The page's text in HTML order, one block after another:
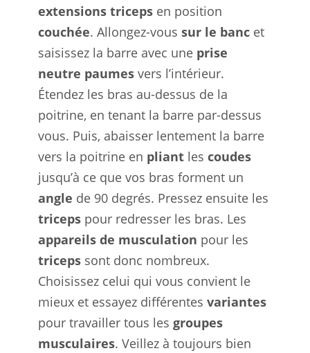
extensions triceps en position
couchée. Allongez-vous sur le banc et
saisissez la barre avec une prise
neutre paumes vers l’intérieur.
Étendez les bras au-dessus de la
poitrine, en tenant la barre par-dessus
vous. Puis, abaisser lentement la barre
vers la poitrine en pliant les coudes
jusqu’à ce que vos bras forment un
angle de 90 degrés. Pressez ensuite les
triceps pour redresser les bras. Les
appareils de musculation pour les
triceps sont donc nombreux.
Choisissez celui qui vous convient le
mieux et essayez différentes variantes
pour travailler tous les groupes
musculaires. Veillez à toujours bien